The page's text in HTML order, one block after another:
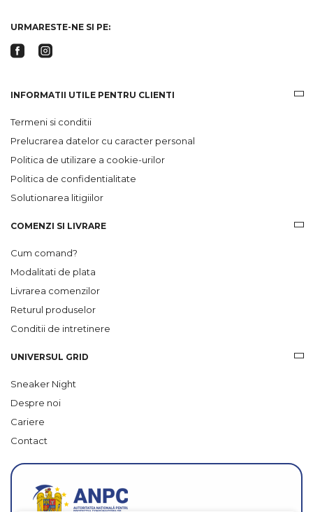
URMARESTE-NE SI PE:
INFORMATII UTILE PENTRU CLIENTI
Termeni si conditii
Prelucrarea datelor cu caracter personal
Politica de utilizare a cookie-urilor
Politica de confidentialitate
Solutionarea litigiilor
COMENZI SI LIVRARE
Cum comand?
Modalitati de plata
Livrarea comenzilor
Returul produselor
Conditii de intretinere
UNIVERSUL GRID
Sneaker Night
Despre noi
Cariere
Contact